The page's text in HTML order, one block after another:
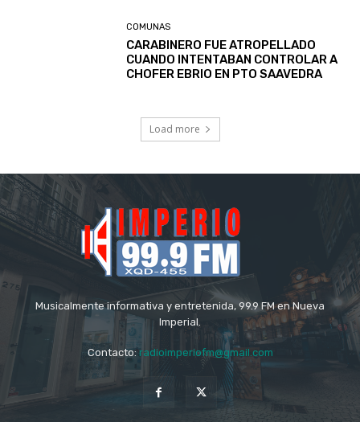
COMUNAS
CARABINERO FUE ATROPELLADO
CUANDO INTENTABAN CONTROLAR A
CHOFER EBRIO EN PTO SAAVEDRA
Load more
Musicalmente informativa y entretenida, 99.9 FM en Nueva
Imperial.
Contacto: radioimperiofm@gmail.com